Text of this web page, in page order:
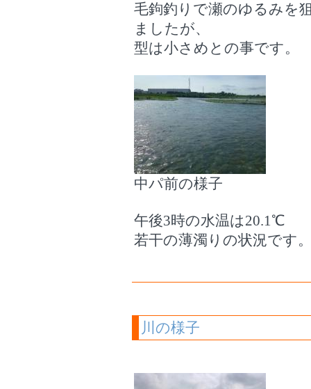
毛鉤釣りで瀬のゆるみを
ましたが、
型は小さめとの事です。
中パ前の様子
午後3時の水温は20.1℃
若干の薄濁りの状況です
川の様子